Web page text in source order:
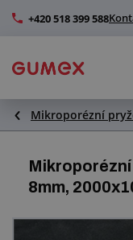
+420 518 399 588
Hadice a jejich
Profily a výroba
Mikroporézní
8mm,